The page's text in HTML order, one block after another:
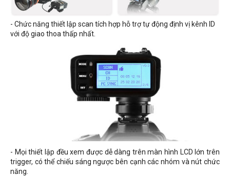
- Chức năng thiết lập scan tích hợp hỗ trợ tự động định vị kênh ID
với độ giao thoa thấp nhất.
- Mọi thiết lập đều xem được dễ dàng trên màn hình LCD lớn trên
trigger, có thể chiếu sáng ngược bên cạnh các nhóm và nút chức
năng.